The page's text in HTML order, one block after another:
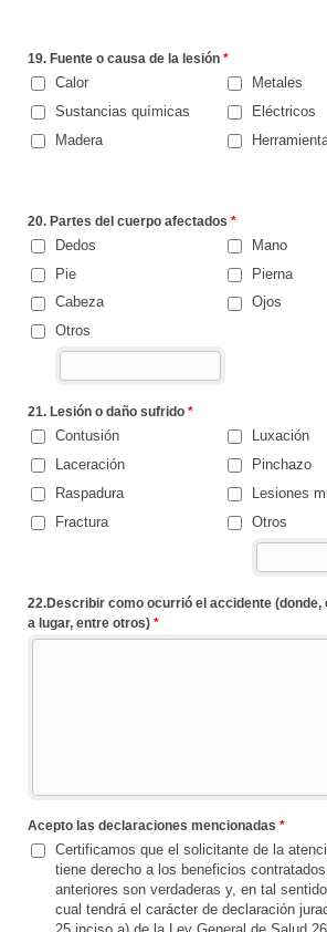
19. Fuente o causa de la lesión *
Calor Metales
Sustancias químicas
Eléctricos
Madera
20. Partes del cuerpo afectados *
Dedos Mano
Pie
Pierna
Cabeza
Ojos
Otros
21. Lesión o daño sufrido *
Contusión Luxación
Laceración
Pinchazo
Raspadura
Lesiones
Fractura
Otros
22.Describir como ocurrió el accidente
a lugar, entre otros) *
Acepto las declaraciones mencionadas *
Certificamos que el solicitante de la
tiene derecho a los beneficios
anteriores son verdaderas y, en tal
cual tendrá el carácter de declaración